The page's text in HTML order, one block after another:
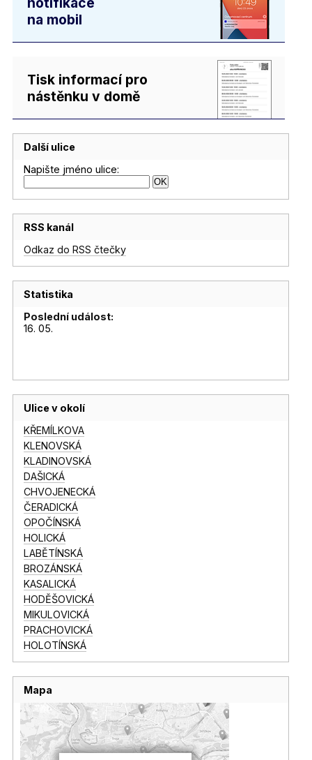
na mobil
Tisk informací pro
nástěnku v domě
Další ulice
Napište jméno ulice:
RSS kanál
Odkaz do RSS čtečky
Statistika
Poslední událost:
16. 05.
Ulice v okolí
KŘEMÍLKOVA
KLENOVSKÁ
KLADINOVSKÁ
DAŠICKÁ
CHVOJENECKÁ
ČERADICKÁ
OPOČÍNSKÁ
HOLICKÁ
LABĚTÍNSKÁ
BROZÁNSKÁ
KASALICKÁ
HODĚŠOVICKÁ
MIKULOVICKÁ
PRACHOVICKÁ
HOLOTÍNSKÁ
Mapa